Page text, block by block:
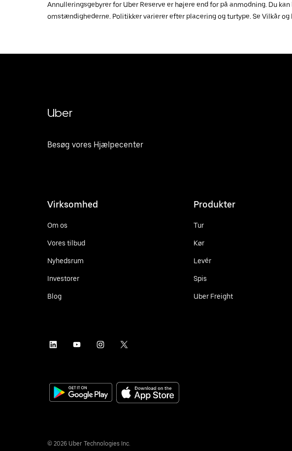
Annulleringsgebyrer for Uber Reserve er højere end for på anmodning. Du
omstændighederne. Politikker varierer efter placering og turtype. Se Vilkår
Uber
Besøg vores Hjælpecenter
Virksomhed
Om os
Vores tilbud
Nyhedsrum
Investorer
Blog
Produkter
Tur
Kør
Levér
Spis
Uber Freight
© 2026 Uber Technologies Inc.